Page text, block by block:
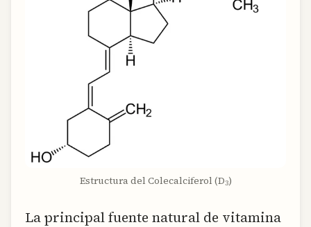
Estructura del Colecalciferol (D3)
La principal fuente natural de vitamina